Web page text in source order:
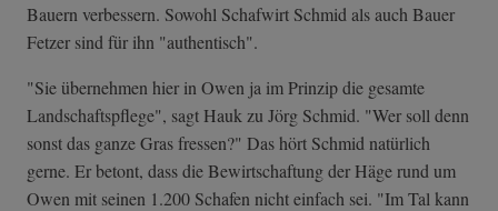
Bauern verbessern. Sowohl Schafwirt Schmid als auch Bauer
Fetzer sind für ihn "authentisch".
"Sie übernehmen hier in Owen ja im Prinzip die gesamte
Landschaftspflege", sagt Hauk zu Jörg Schmid. "Wer soll denn
sonst das ganze Gras fressen?" Das hört Schmid natürlich
gerne. Er betont, dass die Bewirtschaftung der Häge rund um
Owen mit seinen 1.200 Schafen nicht einfach sei. "Im Tal kann